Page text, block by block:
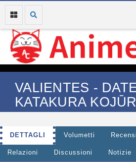
VALIENTES -
KATAKURA
DETTAGLI Volumetti
Relazioni Discussioni Notizie